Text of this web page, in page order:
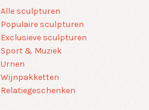
Alle sculpturen
Populaire sculpturen
Exclusieve sculpturen
Sport & Muziek
Urnen
Wijnpakketten
Relatiegeschenken